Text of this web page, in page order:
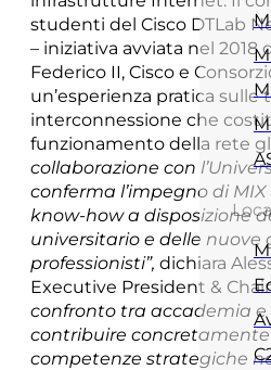
studenti del Cisco DTLab
– iniziativa avviata nel 2018
Federico II, Cisco e
un’esperienza pratica sulle
interconnessione che
funzionamento della rete
collaborazione con
conferma l’impegno di
know-how a disposizione
universitario e delle nuove
professionisti”, dichiara
Executive President &
confronto tra accademia
contribuire
competenze strategiche